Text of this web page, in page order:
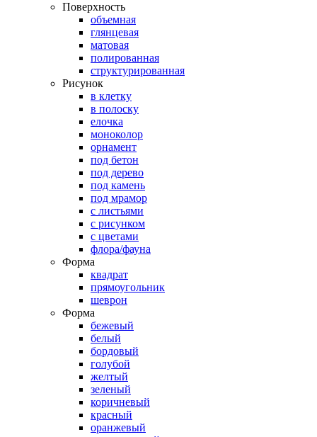
Поверхность
объемная
глянцевая
матовая
полированная
структурированная
Рисунок
в клетку
в полоску
елочка
моноколор
орнамент
под бетон
под дерево
под камень
под мрамор
с листьями
с рисунком
с цветами
флора/фауна
Форма
квадрат
прямоугольник
шеврон
Форма
бежевый
белый
бордовый
голубой
желтый
зеленый
коричневый
красный
оранжевый